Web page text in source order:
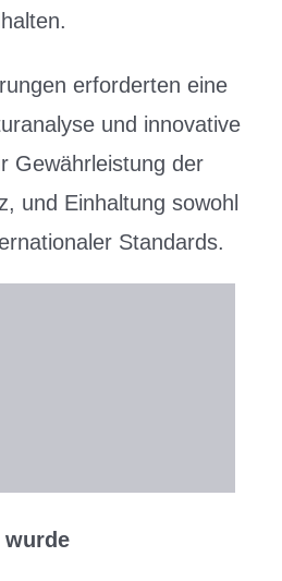
erforderten eine
und innovative
Gewährleistung der
und Einhaltung sowohl
Standards.
wurde